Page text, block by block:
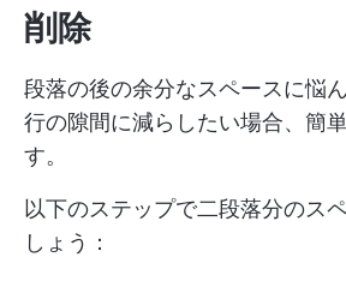
削除
段落の後の余分なスペースに悩
行の隙間に減らしたい場合、簡
す。
以下のステップで二段落分のス
しょう：